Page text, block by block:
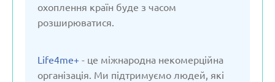
охоплення країн буде з часом
розширюватися.
Life4me+ - це міжнародна некомерційна
організація. Ми підтримуємо людей, які
Нідерланди
Німеччина